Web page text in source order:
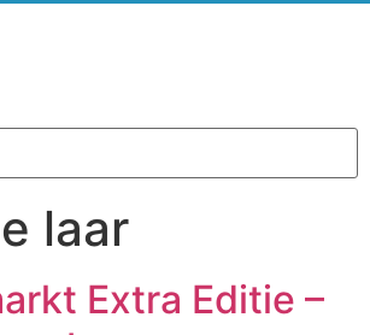
laar
Extra Editie –